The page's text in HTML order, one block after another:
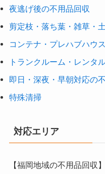
夜逃げ後の不用品回収
剪定枝・落ち葉・雑草・
コンテナ・プレハブハウ
トランクルーム・レンタ
即日・深夜・早朝対応の
特殊清掃
対応エリア
【福岡地域の不用品回収】